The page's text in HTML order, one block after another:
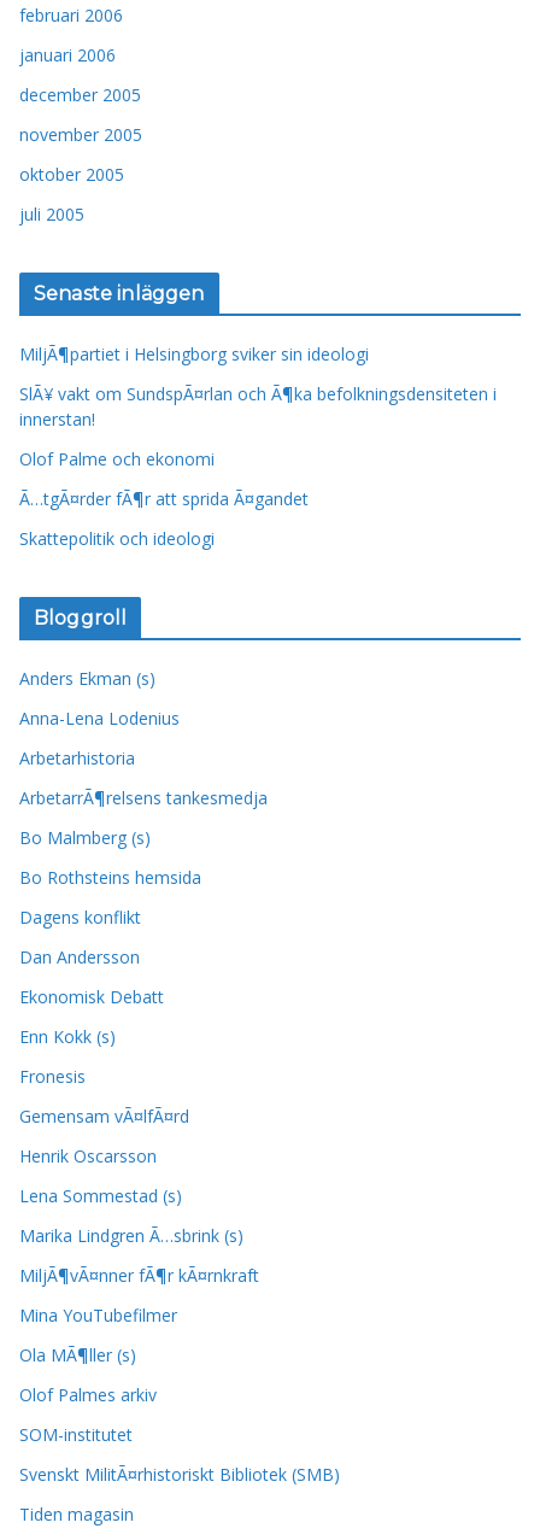
februari 2006
januari 2006
december 2005
november 2005
oktober 2005
juli 2005
Senaste inläggen
MiljÃ¶partiet i Helsingborg sviker sin ideologi
SlÃ¥ vakt om SundspÃ¤rlan och Ã¶ka befolkningsdensiteten i
innerstan!
Olof Palme och ekonomi
Ã…tgÃ¤rder fÃ¶r att sprida Ã¤gandet
Skattepolitik och ideologi
Bloggroll
Anders Ekman (s)
Anna-Lena Lodenius
Arbetarhistoria
ArbetarrÃ¶relsens tankesmedja
Bo Malmberg (s)
Bo Rothsteins hemsida
Dagens konflikt
Dan Andersson
Ekonomisk Debatt
Enn Kokk (s)
Fronesis
Gemensam vÃ¤lfÃ¤rd
Henrik Oscarsson
Lena Sommestad (s)
Marika Lindgren Ã…sbrink (s)
MiljÃ¶vÃ¤nner fÃ¶r kÃ¤rnkraft
Mina YouTubefilmer
Ola MÃ¶ller (s)
Olof Palmes arkiv
SOM-institutet
Svenskt MilitÃ¤rhistoriskt Bibliotek (SMB)
Tiden magasin